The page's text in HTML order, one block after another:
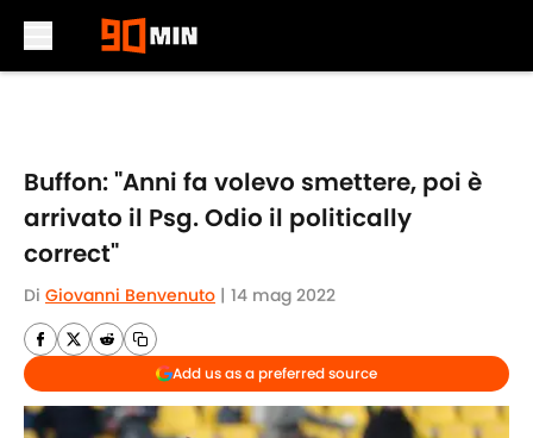
Buffon: "Anni fa volevo smettere, poi è
arrivato il Psg. Odio il politically
correct"
Di Giovanni Benvenuto | 14 mag 2022
Add us as a preferred source